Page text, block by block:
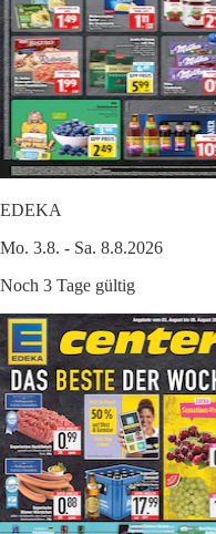
EDEKA
Mo. 3.8. - Sa. 8.8.2026
Noch 3 Tage gültig